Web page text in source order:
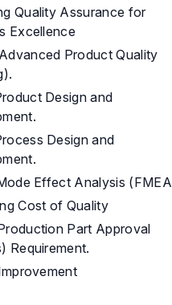
Quality Assurance for
Excellence
Product Quality
Design and
Design and
Effect Analysis (FMEA
Cost of Quality
Part Approval
Requirement.